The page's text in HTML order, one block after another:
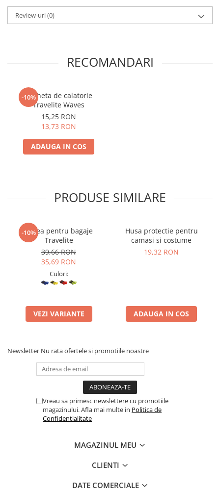
Review-uri(0)
RECOMANDARI
-10%
Eticheta de calatorie
Travelite Waves
15,25 RON
13,73 RON
ADAUGA IN COS
PRODUSE SIMILARE
-10%
Curea pentru bagaje
Travelite
39,66 RON
35,69 RON
Culori:
VEZI VARIANTE
Husa protectie pentru
camasi si costume
19,32 RON
ADAUGA IN COS
Newsletter Nu rata ofertele si promotiile noastre
Vreau sa primesc newslettere cu promotiile
magazinului. Afla mai multe in Politica de
Confidentialitate
MAGAZINUL MEU
CLIENTI
DATE COMERCIALE